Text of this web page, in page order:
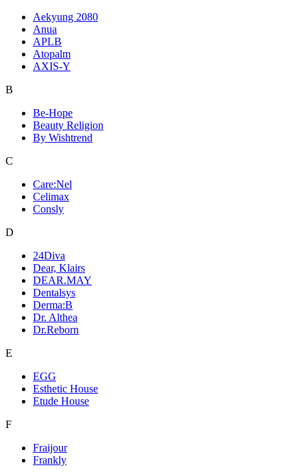
Aekyung 2080
Anua
APLB
Atopalm
AXIS-Y
B
Be-Hope
Beauty Religion
By Wishtrend
C
Care:Nel
Celimax
Consly
D
24Diva
Dear, Klairs
DEAR.MAY
Dentalsys
Derma:B
Dr. Althea
Dr.Reborn
E
EGG
Esthetic House
Etude House
F
Fraijour
Frankly